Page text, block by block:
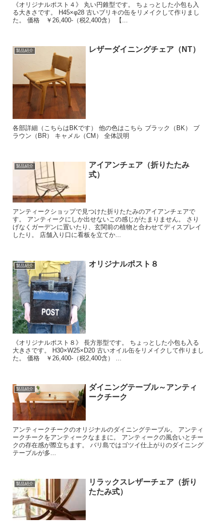
《オリジナルポスト４》 丸い円錐型です。 ちょっとした小包も入
る大きさです。 H45×φ28 古いブリキの缶をリメイクして作りまし
た。 価格 ￥26,400-（税2,400含） 【...
製品紹介 レザーダイニングチェア（NT）
各部詳細（こちらはBKです） 他の色はこちら ブラック（BK） ブ
ラウン（BR） キャメル（CM） 全体説明
製品紹介
アイアンチェア（折りたたみ
式）
アンティークショップで見つけた折りたたみのアイアンチェアで
す。 アンティークにしか出せないこの感じがたまりません。 さり
げなくガーデンに置いたり、玄関前の植物と合わせてディスプレイ
したり。 店舗入り口に看板を立てか...
製品紹介 オリジナルポスト８
《オリジナルポスト８》 長方形型です。 ちょっとした小包も入る
大きさです。 H30×W25×D20 古いオイル缶をリメイクして作りまし
た。 価格 ￥26,400-（税2,400含） ...
製品紹介
ダイニングテーブル～アンティ
ークチーク
アンティークチークのオリジナルのダイニングテーブル。 アンティ
ークチークをアンティークなままに。 アンティークの風合いとチー
クの存在感が際立ちます。 バリ島ではゴツイ仕上がりのダイニング
テーブルが多...
製品紹介
リラックスレザーチェア（折り
たたみ式）